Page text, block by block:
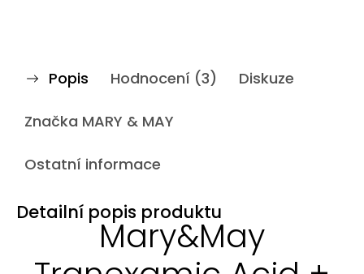
Popis Hodnocení (3) Diskuze
Značka MARY & MAY
Ostatní informace
Detailní popis produktu
Mary&May